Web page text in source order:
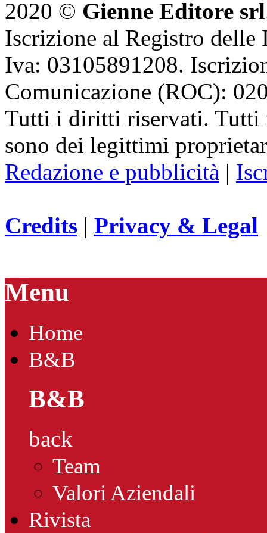
2020 © Gienne Editore srl
Iscrizione al Registro delle
Iva: 03105891208.
Comunicazione (ROC):
Tutti i diritti riservati. Tutti
sono dei legittimi
Redazione e pubblicità |
Credits | Privacy & Legal
Menu
Home
B&B
B&B
back
Team
Valori Aziendali
Rivista